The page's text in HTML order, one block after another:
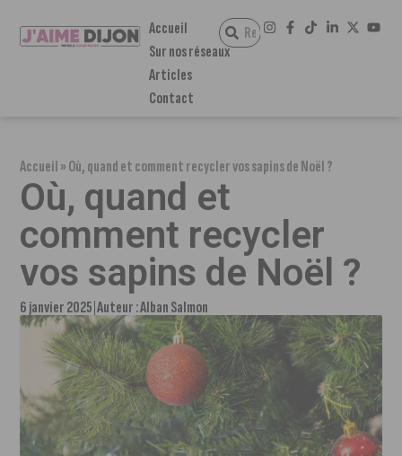
Accueil
Sur nos réseaux
Articles
Contact
Accueil»‌Où, quand et comment recycler vos sapins de Noël ?
‌Où, quand et
comment recycler
vos sapins de Noël ?
6 janvier 2025 Auteur :Alban Salmon